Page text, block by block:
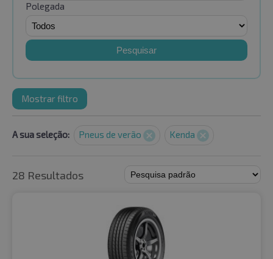
Polegada
Pesquisar
Mostrar filtro
A sua seleção: Pneus de verão Kenda
28 Resultados